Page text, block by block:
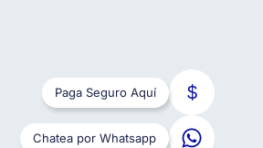
Paga Seguro Aquí
Chatea por Whatsapp